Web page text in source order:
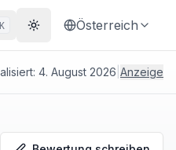
Theme wechseln
Österreich
4. August 2026 Anzeige